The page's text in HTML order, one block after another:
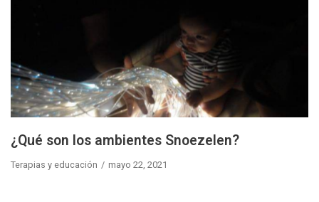
¿Qué son los ambientes Snoezelen?
Terapias y educación mayo 22, 2021